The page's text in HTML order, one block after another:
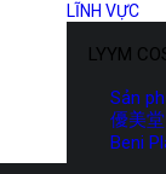
LĨNH VỰC
LYYM
Sản
優美
Beni